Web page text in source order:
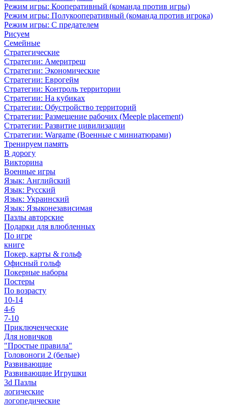
Режим игры: Кооперативный (команда против игры)
Режим игры: Полукооперативный (команда против игрока)
Режим игры: С предателем
Рисуем
Семейные
Стратегические
Стратегии: Америтреш
Стратегии: Экономические
Стратегии: Еврогейм
Стратегии: Контроль территории
Стратегии: На кубиках
Стратегии: Обустройство территорий
Стратегии: Размещение рабочих (Meeple placement)
Стратегии: Развитие цивилизации
Стратегии: Wargame (Военные с миниатюрами)
Тренируем память
В дорогу
Викторина
Военные игры
Язык: Английский
Язык: Русский
Язык: Украинский
Язык: Языконезависимая
Пазлы авторские
Подарки для влюбленных
По игре
книге
Покер, карты & гольф
Офисный гольф
Покерные наборы
Постеры
По возрасту
10-14
4-6
7-10
Приключенческие
Для новичков
"Простые правила"
Головоноги 2 (белые)
Развивающие
Развивающие Игрушки
3d Пазлы
логические
логопедические